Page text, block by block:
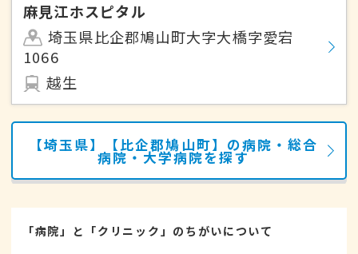
麻見江ホスピタル
埼玉県比企郡鳩山町大字大橋字愛宕
1066
越生
【埼玉県】【比企郡鳩山町】の病院・総合
病院・大学病院を探す
「病院」と「クリニック」のちがいについて